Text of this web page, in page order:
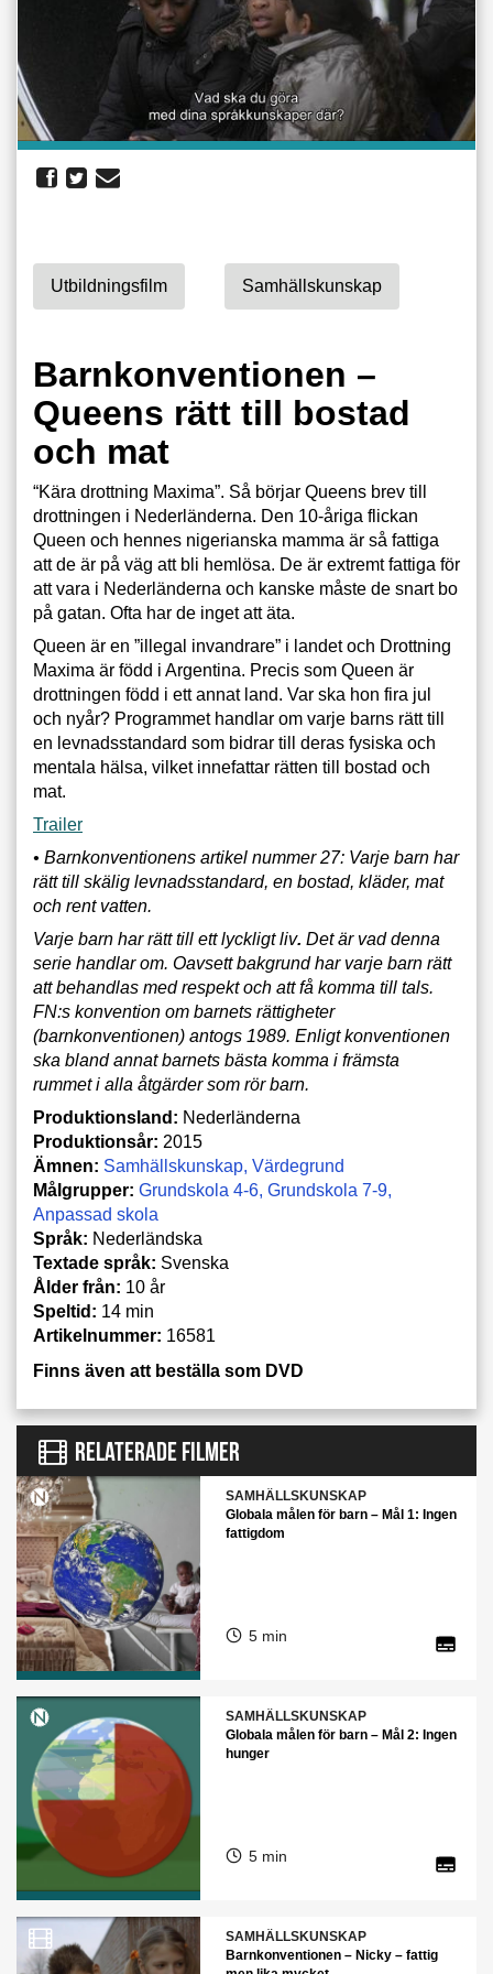
Utbildningsfilm Samhällskunskap
Barnkonventionen –
Queens rätt till bostad
och mat
“Kära drottning Maxima”. Så börjar Queens brev till
drott­ningen i Nederländerna. Den 10-åriga flickan
Queen och hennes nigerianska mamma är så fattiga
att de är på väg att bli hemlösa. De är extremt fattiga för
att vara i Nederländerna och kanske måste de snart bo
på gatan. Ofta har de inget att äta.
Queen är en ”illegal invandrare” i landet och Drottning
Maxima är född i Argentina. Precis som Queen är
drottningen född i ett annat land. Var ska hon fira jul
och nyår? Programmet handlar om varje barns rätt till
en levnads­standard som bidrar till deras fysiska och
mentala hälsa, vilket innefattar rätten till bostad och
mat.
Trailer
• Barnkonventionens artikel nummer 27: Varje barn har
rätt till skälig levnadsstandard, en bostad, kläder, mat
och rent vatten.
Varje barn har rätt till ett lyckligt liv. Det är vad denna
serie handlar om. Oavsett bakgrund har varje barn rätt
att behandlas med respekt och att få komma till tals.
FN:s konvention om barnets rättigheter
(barnkonventionen) antogs 1989. Enligt konventionen
ska bland annat barnets bästa komma i främsta
rummet i alla åtgärder som rör barn.
Produktionsland: Nederländerna
Produktionsår: 2015
Ämnen: Samhällskunskap Värdegrund
Målgrupper: Grundskola 4-6 Grundskola 7-9
Anpassad skola
Språk: Nederländska
Textade språk: Svenska
Ålder från: 10 år
Speltid: 14 min
Artikelnummer: 16581
Finns även att beställa som DVD
RELATERADE FILMER
SAMHÄLLSKUNSKAP
Globala målen för barn – Mål 1: Ingen
fattigdom
5 min
SAMHÄLLSKUNSKAP
Globala målen för barn – Mål 2: Ingen
hunger
5 min
SAMHÄLLSKUNSKAP
Barnkonventionen – Nicky – fattig